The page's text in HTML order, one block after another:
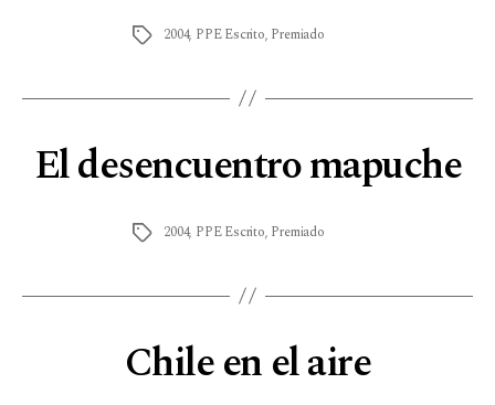
2004, PPE Escrito, Premiado
El desencuentro mapuche
2004, PPE Escrito, Premiado
Chile en el aire